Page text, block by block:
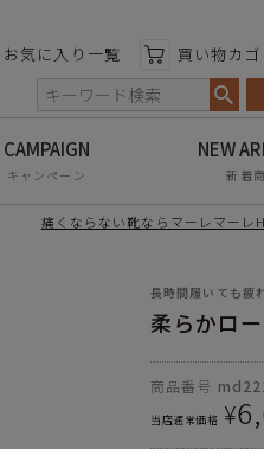
お気に入り一覧 買い物カゴ
キャンペーン 新着
痛くならない靴ならマーレマーレ
長時間履いても疲
柔らかロ
商品番号
当店通常価格 ¥
す 特